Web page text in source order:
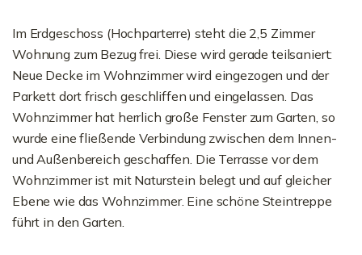
Im Erdgeschoss (Hochparterre) steht die 2,5 Zimmer
Wohnung zum Bezug frei. Diese wird gerade teilsaniert:
Neue Decke im Wohnzimmer wird eingezogen und der
Parkett dort frisch geschliffen und eingelassen. Das
Wohnzimmer hat herrlich große Fenster zum Garten, so
wurde eine fließende Verbindung zwischen dem Innen-
und Außenbereich geschaffen. Die Terrasse vor dem
Wohnzimmer ist mit Naturstein belegt und auf gleicher
Ebene wie das Wohnzimmer. Eine schöne Steintreppe
führt in den Garten.